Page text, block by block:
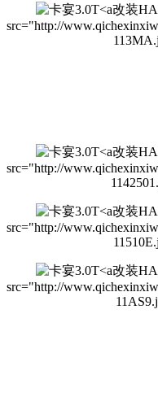
改装
src="http://
改装
src="http://
改装
src="http://
改装
src="http://